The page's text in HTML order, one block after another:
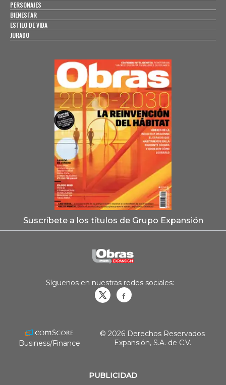
PERSONAJES
BIENESTAR
ESTILO DE VIDA
JURADO
Suscríbete a los títulos de Grupo Expansión
PUBLICIDAD
Síguenos en nuestras redes sociales:
Business/Finance
© 2026 Derechos Reservados
Expansión, S.A. de C.V.